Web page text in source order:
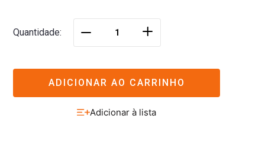
Quantidade ＋
ADICIONAR AO CARRINHO